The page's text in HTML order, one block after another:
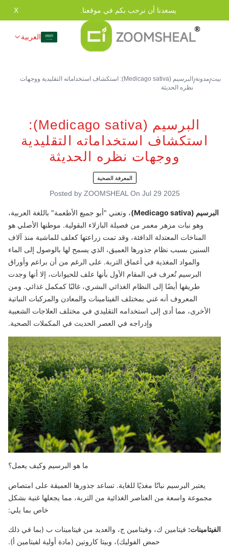
يسعدنا أن نرحب بكم في موقعنا. X
العربية
بيت/مدونة/
البرسيم (Medicago sativa): استكشاف استخداماته التقليدية ووجهات
نظره الحديثة
البرسيم (Medicago sativa):
استكشاف استخداماته التقليدية
ووجهات نظره الحديثة
المعرفة الصحية
Posted by ZOOMSHEAL On Jul 29 2025
البرسيم (Medicago sativa)
، وتعني "أبو جميع الأطعمة" باللغة العربية،
وهو نبات مزهر معمر من فصيلة البازلاء البقولية. موطنها الأصلي هو
المناخات المعتدلة الدافئة، وقد تمت زراعتها كعلف للماشية منذ آلاف
السنين بسبب نظام جذورها العميق، الذي يسمح لها بالوصول إلى الماء
والمواد المغذية في أعماق التربة. على الرغم من أن براعم وأوراق
البرسيم تُعرف في المقام الأول بأنها علف للحيوانات، إلا أنها وجدت
طريقها أيضًا إلى النظام الغذائي البشري، غالبًا كمكمل غذائي. ومن
المعروف أنه غني بمختلف الفيتامينات والمعادن والمركبات النباتية
الأخرى، مما أدى إلى استخدامه التقليدي في مختلف العلاجات الشعبية
وإدراجه في العصر الحديث في المكملات الصحية.
ما هو البرسيم وكيف يعمل؟
يعتبر البرسيم نباتًا مغذيًا للغاية. تساعد جذورها العميقة على امتصاص
مجموعة واسعة من العناصر الغذائية من التربة، مما يجعلها غنية بشكل
خاص بما يلي:
الفيتامينات: فيتامين ك، وفيتامين ج، والعديد من فيتامينات ب (بما في ذلك
حمض الفوليك)، وبيتا كاروتين (مادة أولية لفيتامين أ).